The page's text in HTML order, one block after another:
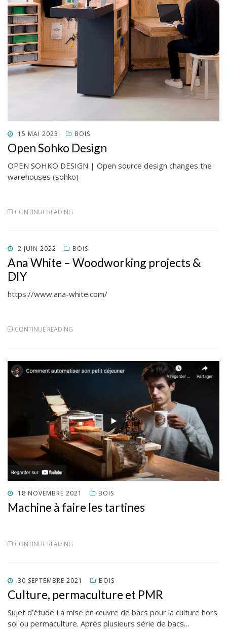
POSTED
ON
15 MAI 2023 BOIS
Open Sohko Design
OPEN SOHKO DESIGN | Open source design changes the
warehouses (sohko)
CONTINUE READING
POSTED
ON
2 JUIN 2022 BOIS
Ana White – Woodworking projects &
DIY
https://www.ana-white.com/
CONTINUE READING
POSTED
ON
18 NOVEMBRE 2021 BOIS
Machine à faire les tartines
CONTINUE READING
POSTED
ON
30 SEPTEMBRE 2021 BOIS
Culture, permaculture et PMR
Sujet d’étude La mise en œuvre de bacs pour la culture hors
sol ou permaculture. Après plusieurs série de bacs…